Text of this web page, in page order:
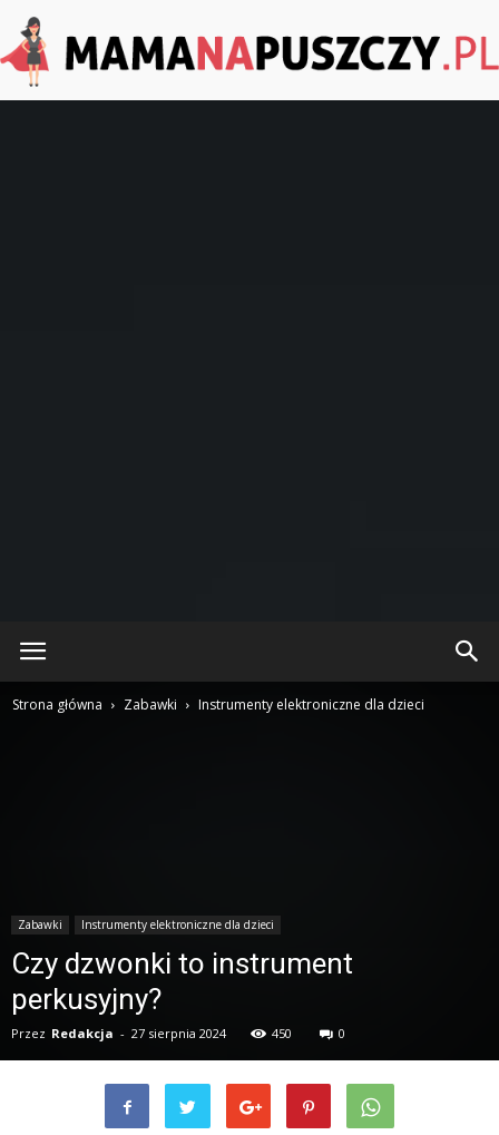
Strona główna Zabawki Instrumenty elektroniczne dla dzieci
Zabawki Instrumenty elektroniczne dla dzieci
Czy dzwonki to instrument
perkusyjny?
Przez Redakcja - 27 sierpnia 2024 450 0